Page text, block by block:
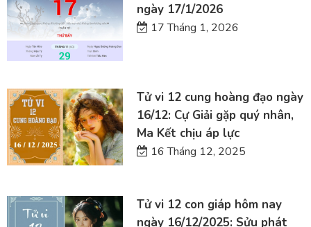
ngày 17/1/2026
17 Tháng 1, 2026
Tử vi 12 cung hoàng đạo ngày
16/12: Cự Giải gặp quý nhân,
Ma Kết chịu áp lực
16 Tháng 12, 2025
Tử vi 12 con giáp hôm nay
ngày 16/12/2025: Sửu phát